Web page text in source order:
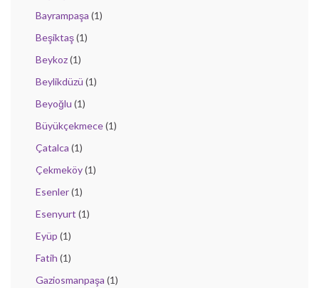
Bayrampaşa (1)
Beşiktaş(1)
Beykoz(1)
Beylikdüzü (1)
Beyoğlu (1)
Büyükçekmece(1)
Çatalca (1)
Çekmeköy(1)
Esenler(1)
Esenyurt (1)
Eyüp (1)
Fatih (1)
Gaziosmanpaşa (1)